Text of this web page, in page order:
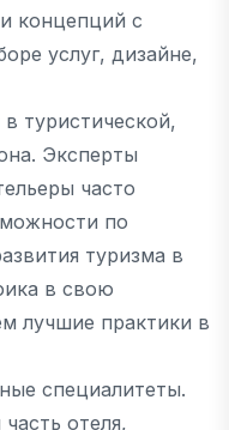
концепций с
услуг, дизайне,
туристической,
Эксперты
часто
по
туризма в
в свою
лучшие практики в
специалитеты.
отеля,